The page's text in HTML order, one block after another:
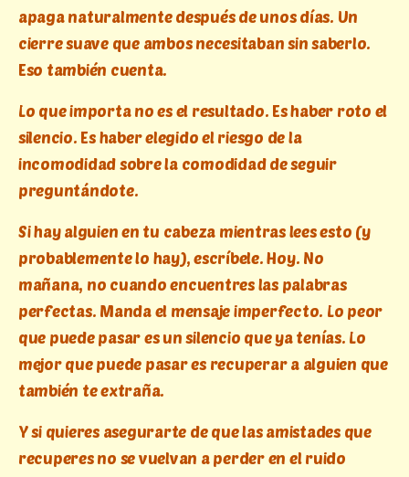
apaga naturalmente después de unos días. Un
cierre suave que ambos necesitaban sin saberlo.
Eso también cuenta.
Lo que importa no es el resultado. Es haber roto el
silencio. Es haber elegido el riesgo de la
incomodidad sobre la comodidad de seguir
preguntándote.
Si hay alguien en tu cabeza mientras lees esto (y
probablemente lo hay), escríbele. Hoy. No
mañana, no cuando encuentres las palabras
perfectas. Manda el mensaje imperfecto. Lo peor
que puede pasar es un silencio que ya tenías. Lo
mejor que puede pasar es recuperar a alguien que
también te extraña.
Y si quieres asegurarte de que las amistades que
recuperes no se vuelvan a perder en el ruido